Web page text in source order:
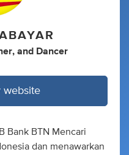
, and Dancer
website
Bank BTN Mencari
dan menawarkan